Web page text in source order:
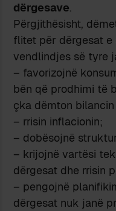
dërgesave.
Përgjithësisht,
flitet për dërgesat e
vendlindjes së tyre
– favorizojnë
bën që prodhimi të
çka dëmton
– rrisin inflacionin;
– dobësojnë
– krijojnë vartësi
dërgesat dhe rrisin
– pengojnë
dërgesat nuk janë